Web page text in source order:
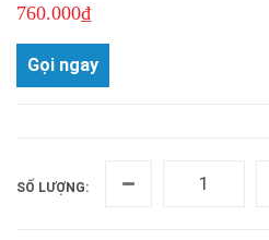
760.000₫
Gọi ngay
SỐ LƯỢNG: